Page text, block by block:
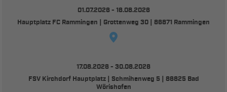
01.07.2026 - 16.08.2026
Hauptplatz FC Rammingen | Grottenweg 30 | 86871 Rammingen
17.08.2026 - 30.08.2026
FSV Kirchdorf Hauptplatz | Schmihenweg 5 | 86825 Bad
Wörishofen